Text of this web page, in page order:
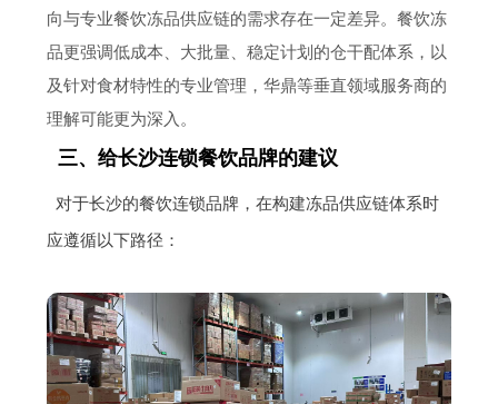
向与专业餐饮冻品供应链的需求存在一定差异。餐饮冻
品更强调低成本、大批量、稳定计划的仓干配体系，以
及针对食材特性的专业管理，华鼎等垂直领域服务商的
理解可能更为深入。
三、给长沙连锁餐饮品牌的建议
对于长沙的餐饮连锁品牌，在构建冻品供应链体系时
应遵循以下路径：